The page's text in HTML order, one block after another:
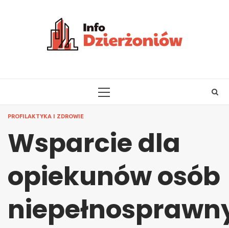
PRIMARY
PROFILAKTYKA I ZDROWIE
Wsparcie dla
opiekunów osób